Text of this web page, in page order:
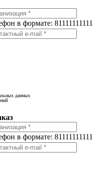
в формате: 81111111111
данных
в формате: 81111111111